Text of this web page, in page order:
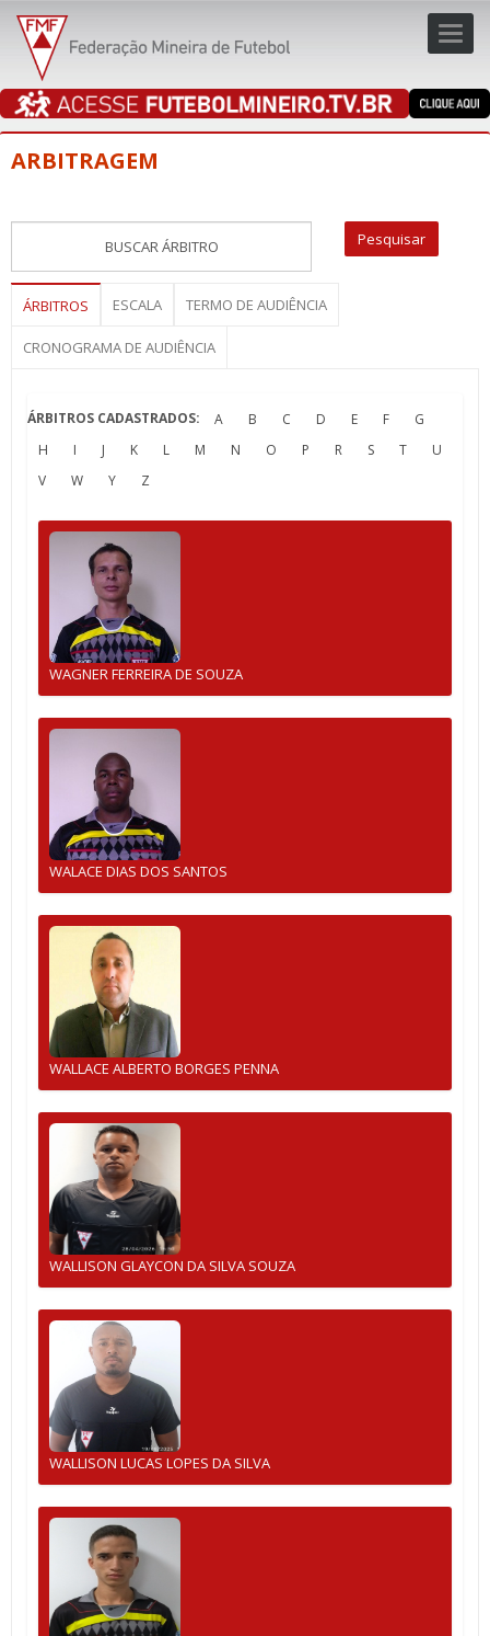
ARBITRAGEM
ÁRBITROS ESCALA TERMO DE AUDIÊNCIA
CRONOGRAMA DE AUDIÊNCIA
ÁRBITROS CADASTRADOS: A B C D E F
G
H
I J K L M N O P R S T
U
V
W Y Z
WAGNER FERREIRA DE SOUZA
WALACE DIAS DOS SANTOS
WALLACE ALBERTO BORGES PENNA
WALLISON GLAYCON DA SILVA SOUZA
WALLISON LUCAS LOPES DA SILVA